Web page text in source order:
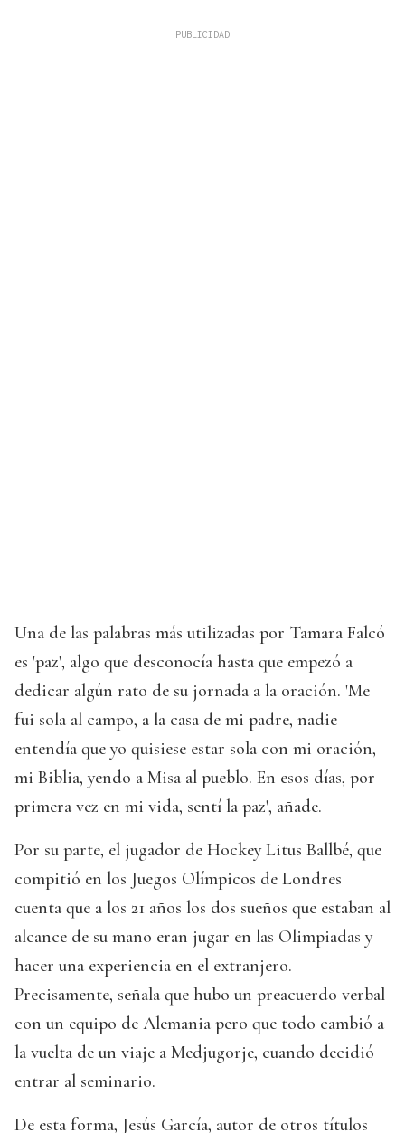
Una de las palabras más utilizadas por Tamara Falcó
es 'paz', algo que desconocía hasta que empezó a
dedicar algún rato de su jornada a la oración. 'Me
fui sola al campo, a la casa de mi padre, nadie
entendía que yo quisiese estar sola con mi oración,
mi Biblia, yendo a Misa al pueblo. En esos días, por
primera vez en mi vida, sentí la paz', añade.
Por su parte, el jugador de Hockey Litus Ballbé, que
compitió en los Juegos Olímpicos de Londres
cuenta que a los 21 años los dos sueños que estaban al
alcance de su mano eran jugar en las Olimpiadas y
hacer una experiencia en el extranjero.
Precisamente, señala que hubo un preacuerdo verbal
con un equipo de Alemania pero que todo cambió a
la vuelta de un viaje a Medjugorje, cuando decidió
entrar al seminario.
De esta forma, Jesús García, autor de otros títulos